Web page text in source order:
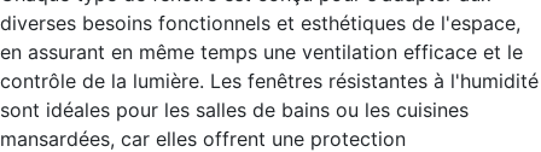
diverses besoins fonctionnels et esthétiques de l'espace,
en assurant en même temps une ventilation efficace et le
contrôle de la lumière. Les fenêtres résistantes à l'humidité
sont idéales pour les salles de bains ou les cuisines
mansardées, car elles offrent une protection